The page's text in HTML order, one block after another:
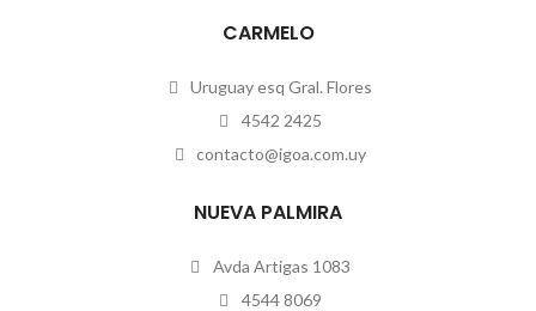
CARMELO
Uruguay esq Gral. Flores
4542 2425
contacto@igoa.com.uy
NUEVA PALMIRA
Avda Artigas 1083
4544 8069